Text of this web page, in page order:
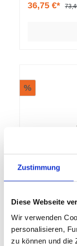
Zustimmung
Diese Webseite
Wir verwenden
personalisieren,
zu können und die
36,75 €*
%
Weber
dem neuen
Blick. Das
heller. Es
somit für eine